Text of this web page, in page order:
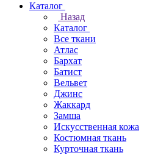
Каталог
Назад
Каталог
Все ткани
Атлас
Бархат
Батист
Вельвет
Джинс
Жаккард
Замша
Искусственная кожа
Костюмная ткань
Курточная ткань